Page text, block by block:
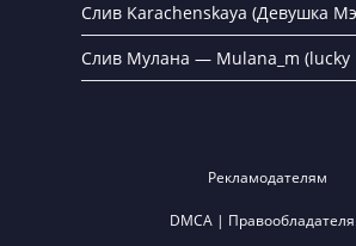
Слив Karachenskaya (Девушка
Слив Мулана — Mulana_m (lucky
Рекламодателям
DMCA |